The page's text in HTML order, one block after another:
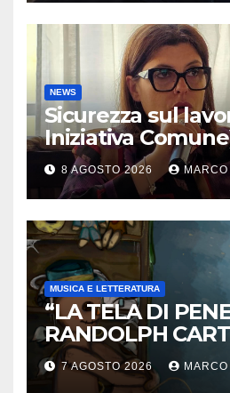
NEWS
Sicurezza sul
Iniziativa
tutelare ogni
8 AGOSTO 2026
MUSICA E LETTERATURA
“LA TELA DI
RANDOLPH
ROTTURA CHE
LIBERTÀ
7 AGOSTO 2026